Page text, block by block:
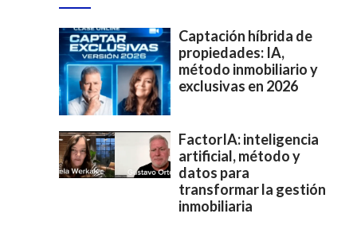
Captación híbrida de
propiedades: IA,
método inmobiliario y
exclusivas en 2026
FactorIA: inteligencia
artificial, método y
datos para
transformar la gestión
inmobiliaria